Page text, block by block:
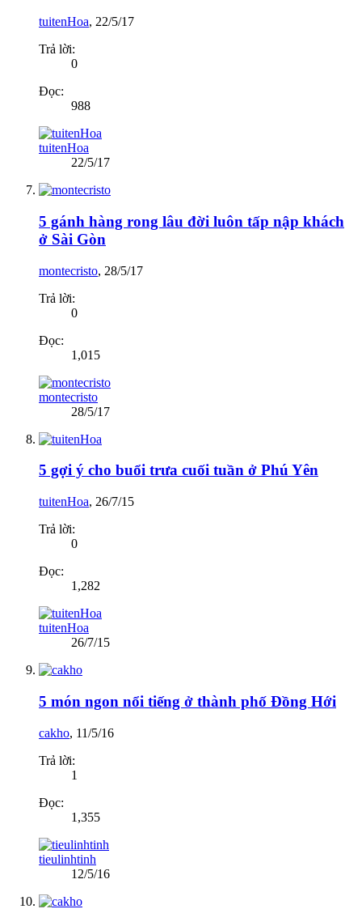
tuitenHoa, 22/5/17
Trả lời:
0
Đọc:
988
tuitenHoa
22/5/17
5 gánh hàng rong lâu đời luôn tấp nập khách
ở Sài Gòn
montecristo, 28/5/17
Trả lời:
0
Đọc:
1,015
montecristo
28/5/17
5 gợi ý cho buổi trưa cuối tuần ở Phú Yên
tuitenHoa, 26/7/15
Trả lời:
0
Đọc:
1,282
tuitenHoa
26/7/15
5 món ngon nổi tiếng ở thành phố Đồng Hới
cakho, 11/5/16
Trả lời:
1
Đọc:
1,355
tieulinhtinh
12/5/16